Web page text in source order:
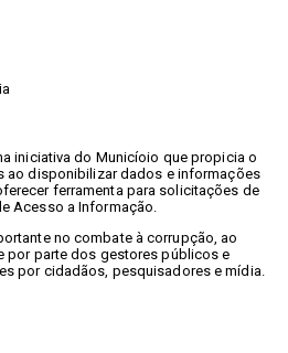
iniciativa do Municíoio que propicia o
ao disponibilizar dados e informações
ferramenta para solicitações de
Acesso a Informação.
no combate à corrupção, ao
por parte dos gestores públicos e
por cidadãos, pesquisadores e mídia.